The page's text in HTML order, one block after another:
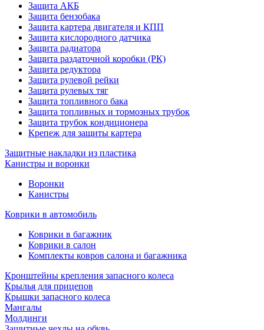
Защита АКБ
Защита бензобака
Защита картера двигателя и КПП
Защита кислородного датчика
Защита радиатора
Защита раздаточной коробки (РК)
Защита редуктора
Защита рулевой рейки
Защита рулевых тяг
Защита топливного бака
Защита топливных и тормозных трубок
Защита трубок кондиционера
Крепеж для защиты картера
Защитные накладки из пластика
Канистры и воронки
Воронки
Канистры
Коврики в автомобиль
Коврики в багажник
Коврики в салон
Комплекты ковров салона и багажника
Кронштейны крепления запасного колеса
Крылья для прицепов
Крышки запасного колеса
Мангалы
Молдинги